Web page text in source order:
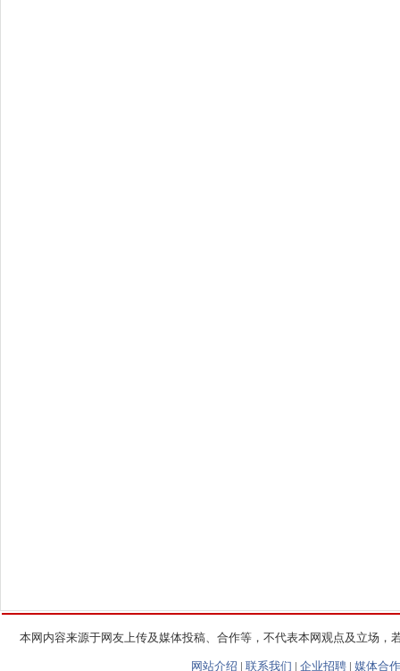
本网内容来源于网友上传及媒体投稿、合作等，不代表本网观点及立场
网站介绍 | 联系我们 | 企业招聘 | 媒体合作